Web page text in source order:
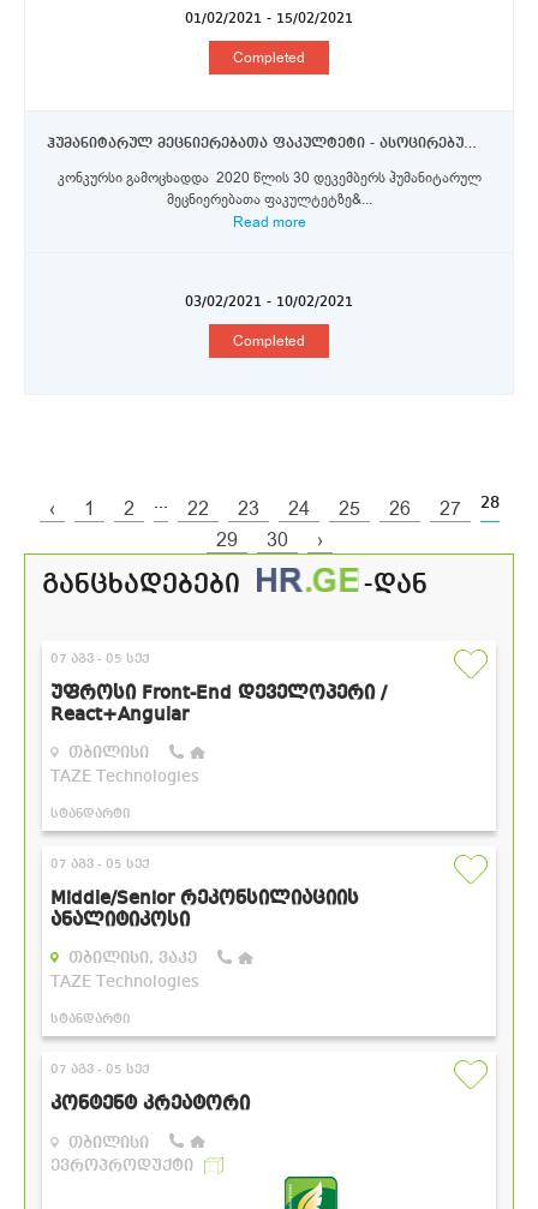
01/02/2021 - 15/02/2021
Completed
ჰუმანიტარულ მეცნიერებათა ფაკულტეტი - ასოცირებული პროფესორი
კონკურსი გამოცხადდა 2020 წლის 30 დეკემბერს ჰუმანიტარულ
მეცნიერებათა ფაკულტეტზე&...
Read more
03/02/2021 - 10/02/2021
Completed
‹ 1 2 ... 22 23 24 25 26 27 28
29 30 ›